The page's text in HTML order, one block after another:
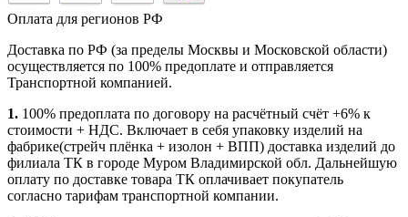
Оплата для регионов РФ
Доставка по РФ (за пределы Москвы и Московской области)
осуществляется по 100% предоплате и отправляется
Транспортной компанией.
1. 100% предоплата по договору на расчётный счёт +6% к
стоимости + НДС. Включает в себя упаковку изделий на
фабрике(стрейч плёнка + изолон + ВПП) доставка изделий до
филиала ТК в городе Муром Владимирской обл. Дальнейшую
оплату по доставке товара ТК оплачивает покупатель
согласно тарифам транспортной компании.